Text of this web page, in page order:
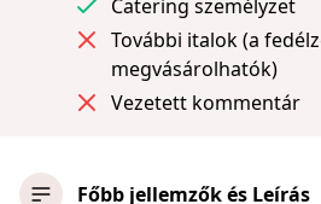
Catering személyzet
További italok (a
megvásárolhatók)
Vezetett kommentár
Főbb jellemzők és Leírás